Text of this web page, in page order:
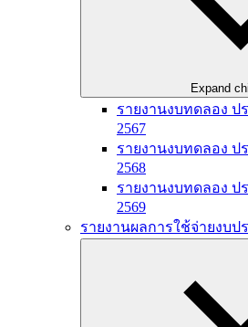
Expand
รายงานงบทดลอง
2567
รายงานงบทดลอง
2568
รายงานงบทดลอง
2569
รายงานผลการใช้จ่ายงบ